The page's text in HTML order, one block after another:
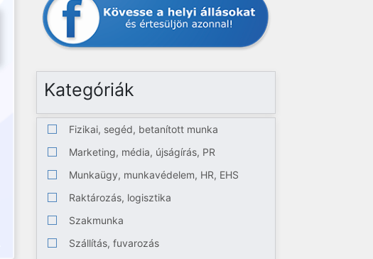
Kategóriák
Fizikai, segéd, betanított munka
Marketing, média, újságírás, PR
Munkaügy, munkavédelem, HR, EHS
Raktározás, logisztika
Szakmunka
Szállítás, fuvarozás